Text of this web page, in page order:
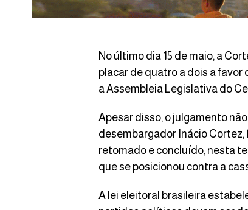
No último dia 15 de maio, a
placar de quatro a dois a
a Assembleia Legislativa do
Apesar disso, o julgamento
desembargador Inácio
retomado e concluído, nesta
que se posicionou contra a
A lei eleitoral brasileira